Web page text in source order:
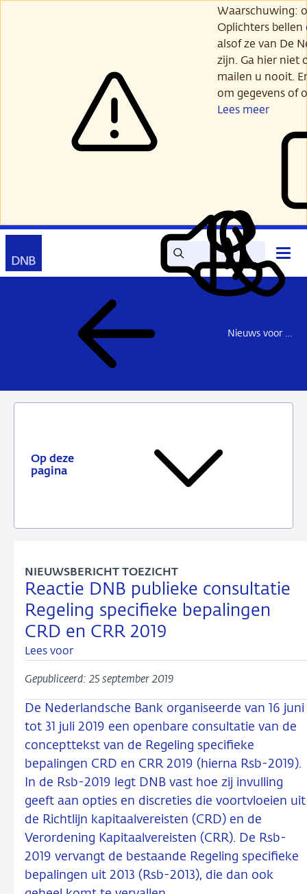
Waarschuwing:
Oplichters
alsof ze van De
zijn. Ga hier niet
mailen u nooit.
om gegevens of
Lees meer
Zoek Lees
voor
Mijn
DNB
Contact
Nieuws voor de sector
Op deze
pagina
Reactie DNB publieke consultatie
Regeling specifieke bepalingen
CRD en CRR 2019
NIEUWSBERICHT TOEZICHT
Lees voor
Gepubliceerd: 25 september 2019
De Nederlandsche Bank organiseerde van 16 juni
tot 31 juli 2019 een openbare consultatie van de
concepttekst van de Regeling specifieke
bepalingen CRD en CRR 2019 (hierna Rsb-2019).
In de Rsb-2019 legt DNB vast hoe zij invulling
geeft aan opties en discreties die voortvloeien uit
de Richtlijn kapitaalvereisten (CRD) en de
Verordening Kapitaalvereisten (CRR). De Rsb-
2019 vervangt de bestaande Regeling specifieke
bepalingen uit 2013 (Rsb-2013), die dan ook